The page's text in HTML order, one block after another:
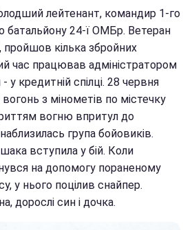
лейтенант, командир 1-го
батальйону 24-ї ОМБр. Ветеран
пройшов кілька збройних
час працював адміністратором
у кредитній спілці. 28 червня
з мінометів по містечку
вогню впритул до
група бойовиків.
вступила у бій. Коли
на допомогу пораненому
у нього поцілив снайпер.
дорослі син і дочка.